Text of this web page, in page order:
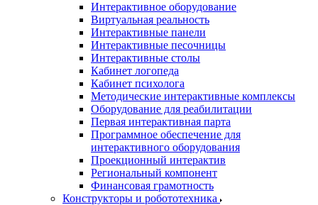
Интерактивное оборудование
Виртуальная реальность
Интерактивные панели
Интерактивные песочницы
Интерактивные столы
Кабинет логопеда
Кабинет психолога
Методические интерактивные комплексы
Оборудование для реабилитации
Первая интерактивная парта
Программное обеспечение для
интерактивного оборудования
Проекционный интерактив
Региональный компонент
Финансовая грамотность
Конструкторы и робототехника